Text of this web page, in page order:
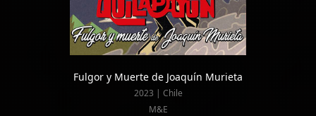
Fulgor y Muerte de Joaquín Murieta
2023 | Chile
M&E